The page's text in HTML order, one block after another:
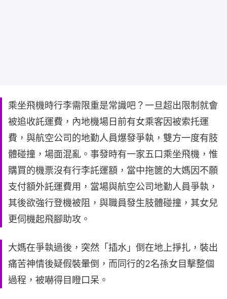
乘坐飛機時行李需限重是常識吧？一旦超出限制就會
被追收託運費，內地機場日前有女乘客因被索托運
費，與航空公司的地勤人員爆發爭執，雙方一度有肢
體碰撞，場面混亂。事發時有一家五口乘坐飛機，惟
購買的機票沒有行李託運額，當中拖篋的大媽因不願
支付額外託運費用，當場與航空公司地勤人員爭執，
其後欲強行登機被阻，與職員發生肢體碰撞，其女兒
更伺機起飛腳助攻。
大媽在爭執過後，突然「插水」倒在地上掙扎，裝出
痛苦神情後疑假裝暈倒，而同行的2名孫女目擊整個
過程，被嚇得目瞪口呆。